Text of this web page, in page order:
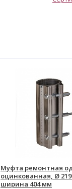
Муфта ремонтная
оцинкованная, Ø
ширина 404 мм